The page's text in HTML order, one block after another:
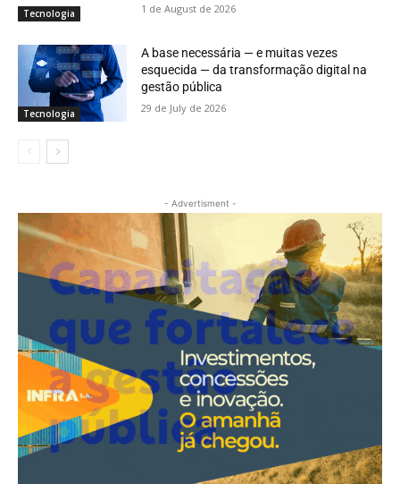
Tecnologia 1 de August de 2026
Tecnologia
A base necessária — e muitas vezes
esquecida — da transformação digital na
gestão pública
29 de July de 2026
- Advertisment -